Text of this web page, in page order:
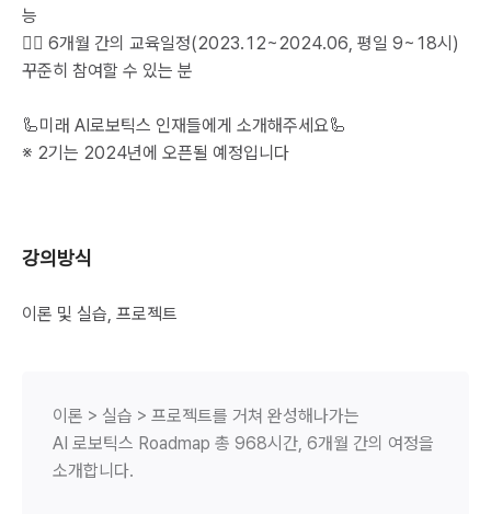
능
✍🏻 6개월 간의 교육일정(2023.12~2024.06, 평일 9~18시)
꾸준히 참여할 수 있는 분
🦾미래 AI로보틱스 인재들에게 소개해주세요🦾
※ 2기는 2024년에 오픈될 예정입니다
강의방식
이론 및 실습, 프로젝트
이론 > 실습 > 프로젝트를 거쳐 완성해나가는
AI 로보틱스 Roadmap 총 968시간, 6개월 간의 여정을
소개합니다.